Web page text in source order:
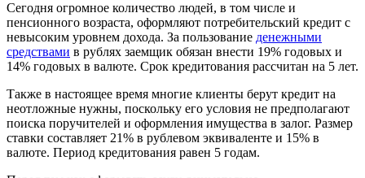
Сегодня огромное количество людей, в том числе и
пенсионного возраста, оформляют потребительский кредит с
невысоким уровнем дохода. За пользование денежными
средствами в рублях заемщик обязан внести 19% годовых и
14% годовых в валюте. Срок кредитования рассчитан на 5 лет.
Также в настоящее время многие клиенты берут кредит на
неотложные нужны, поскольку его условия не предполагают
поиска поручителей и оформления имущества в залог. Размер
ставки составляет 21% в рублевом эквиваленте и 15% в
валюте. Период кредитования равен 5 годам.